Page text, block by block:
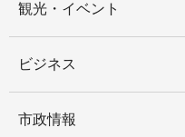
観光・イベント
ビジネス
市政情報